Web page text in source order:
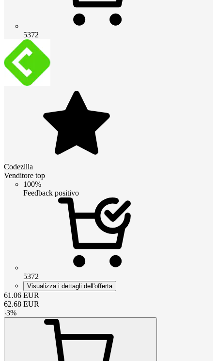
5372
Codezilla
Venditore top
100%
Feedback positivo
5372
Visualizza i dettagli dell'offerta
61.06 EUR
62.68 EUR
-3%